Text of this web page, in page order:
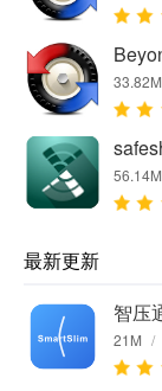
33.82M
56.14M
最新更新
智压
21M /